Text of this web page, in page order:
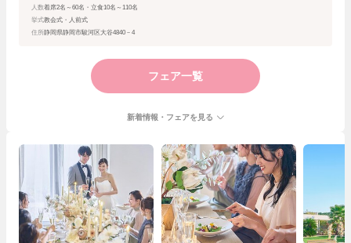
人数着席2名～60名・立食10名～110名
挙式教会式・人前式
住所静岡県静岡市駿河区大谷4840－4
フェア一覧
新着情報・フェアを見る